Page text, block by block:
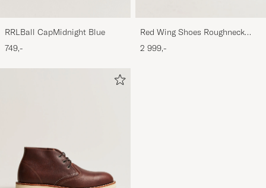
RRLBall CapMidnight Blue
749,-
Red Wing Shoes Roughneck
Boot Briar Oil Slick Leather
2 999,-